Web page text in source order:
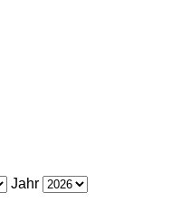
Jahr